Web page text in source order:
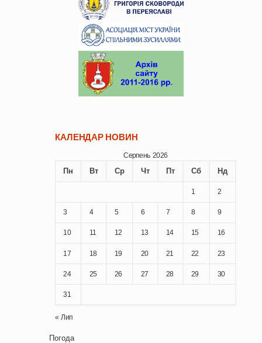
КАЛЕНДАР НОВИН
Серпень 2026
Пн Вт Ср Чт Пт Сб Нд
1 2
3 4 5 6 7 8 9
10 11 12 13 14 15 16
17 18 19 20 21 22 23
24 25 26 27 28 29 30
31
« Лип
Погода